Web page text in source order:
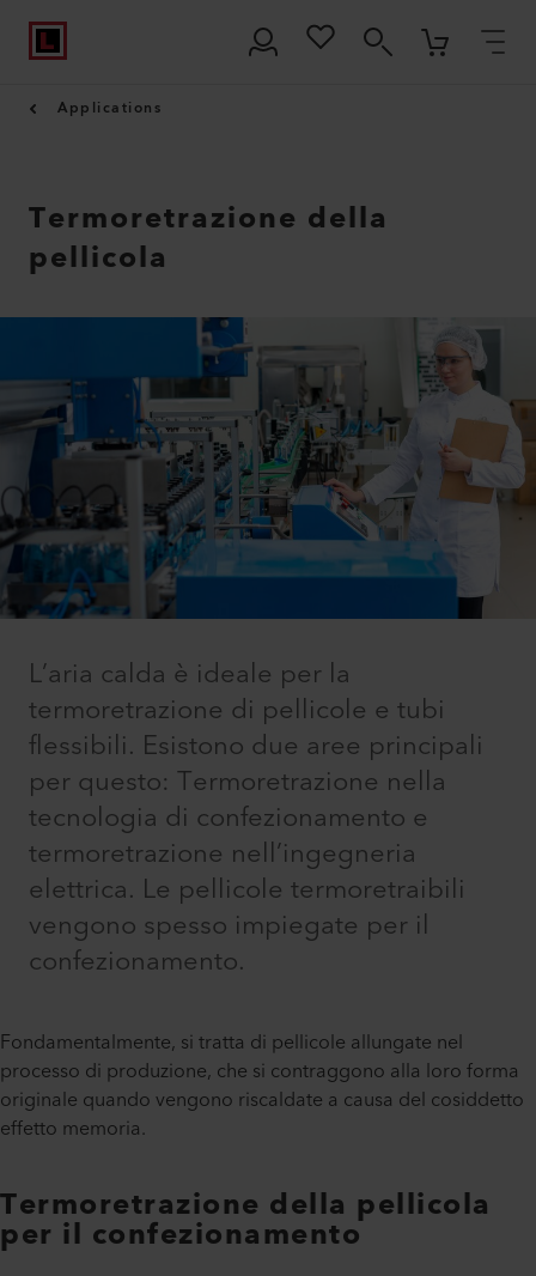
Applications
Termoretrazione della
pellicola
L’aria calda è ideale per la
termoretrazione di pellicole e tubi
flessibili. Esistono due aree principali
per questo: Termoretrazione nella
tecnologia di confezionamento e
termoretrazione nell’ingegneria
elettrica. Le pellicole termoretraibili
vengono spesso impiegate per il
confezionamento.
Fondamentalmente, si tratta di pellicole allungate nel
processo di produzione, che si contraggono alla loro forma
originale quando vengono riscaldate a causa del cosiddetto
effetto memoria.
Termoretrazione della pellicola
per il confezionamento